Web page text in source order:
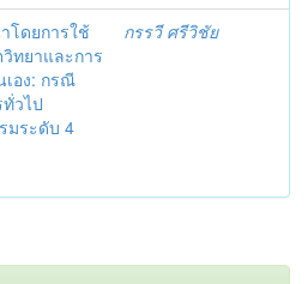
โดยการใช้
ทยาและการ
อง: กรณี
วไป
มระดับ 4
กรรวี ศรีวิชัย